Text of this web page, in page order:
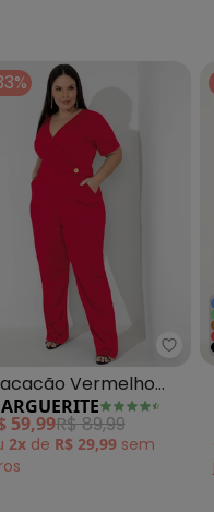
- Macacão Bordô
Vermelho
Malha
59,99R$ 89,99
2x de R$ 29,99 sem